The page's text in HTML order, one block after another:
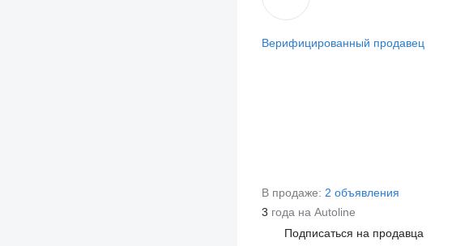
Верифицированный продавец
В продаже: 2 объявления
3 года на Autoline
Подписаться на продавца